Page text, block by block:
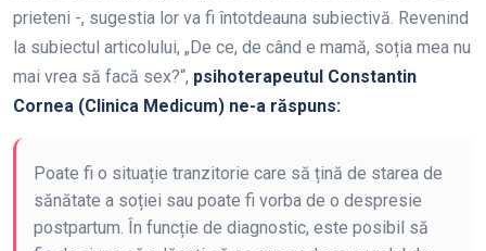
prieteni -, sugestia lor va fi întotdeauna subiectivă. Revenind
la subiectul articolului, „De ce, de când e mamă, soția mea nu
mai vrea să facă sex?“, psihoterapeutul Constantin
Cornea (Clinica Medicum) ne-a răspuns:
Poate fi o situație tranzitorie care să țină de starea de
sănătate a soției sau poate fi vorba de o despresie
postpartum. În funcție de diagnostic, este posibil să